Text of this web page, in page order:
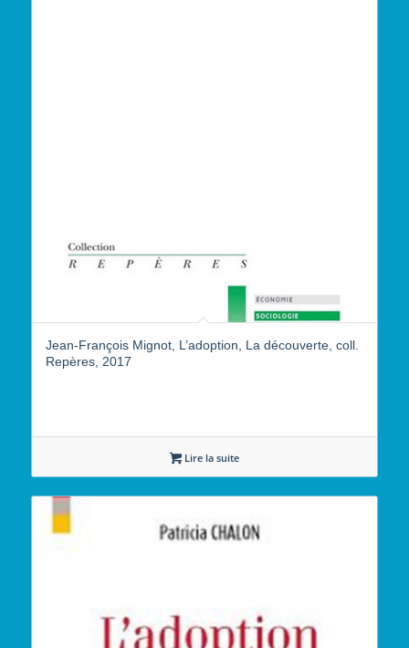
Jean-François Mignot, L’adoption, La découverte, coll.
Repères, 2017
Lire la suite